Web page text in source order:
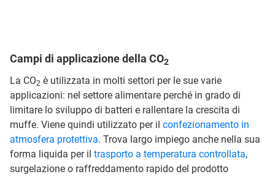
Campi di applicazione della CO2
La CO2 è utilizzata in molti settori per le sue varie
applicazioni: nel settore alimentare perché in grado di
limitare lo sviluppo di batteri e rallentare la crescita di
muffe. Viene quindi utilizzato per il confezionamento in
atmosfera protettiva. Trova largo impiego anche nella sua
forma liquida per il trasporto a temperatura controllata,
surgelazione o raffreddamento rapido del prodotto